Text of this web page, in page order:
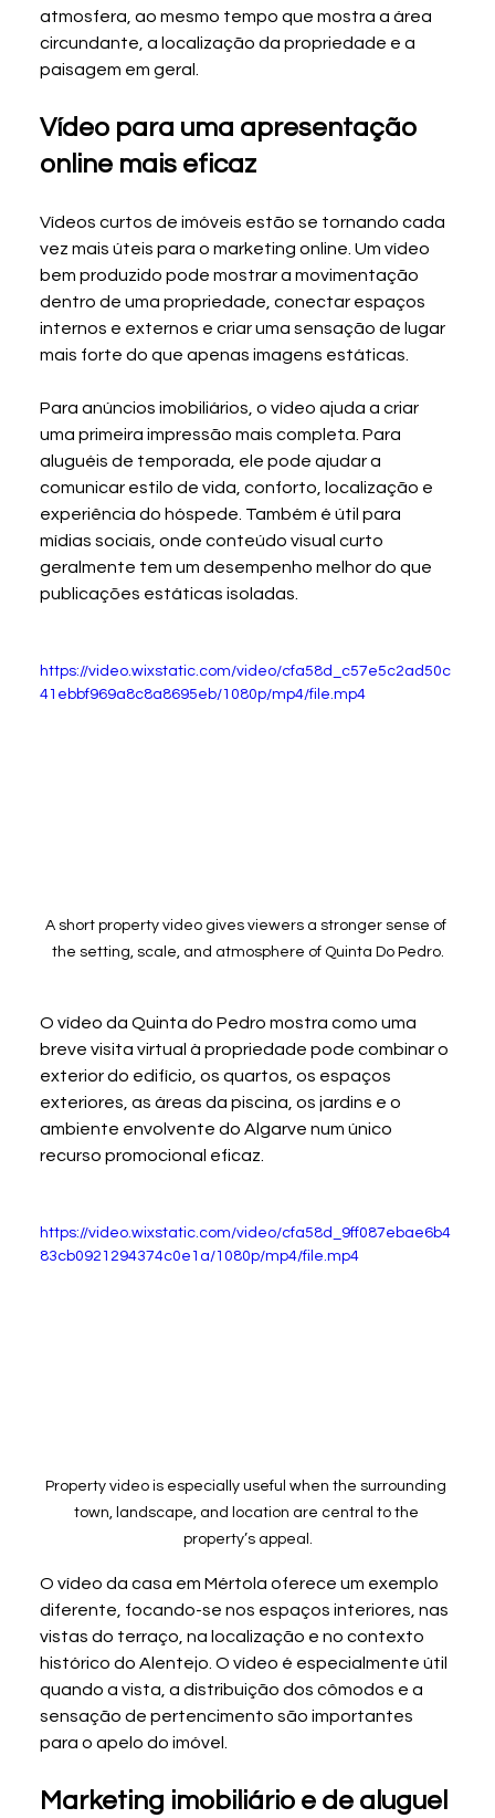
atmosfera, ao mesmo tempo que mostra a área
circundante, a localização da propriedade e a
paisagem em geral.
Vídeo para uma apresentação
online mais eficaz
Vídeos curtos de imóveis estão se tornando cada
vez mais úteis para o marketing online. Um vídeo
bem produzido pode mostrar a movimentação
dentro de uma propriedade, conectar espaços
internos e externos e criar uma sensação de lugar
mais forte do que apenas imagens estáticas.
Para anúncios imobiliários, o vídeo ajuda a criar
uma primeira impressão mais completa. Para
aluguéis de temporada, ele pode ajudar a
comunicar estilo de vida, conforto, localização e
experiência do hóspede. Também é útil para
mídias sociais, onde conteúdo visual curto
geralmente tem um desempenho melhor do que
publicações estáticas isoladas.
https://video.wixstatic.com/video/cfa58d_c57e5c2ad50c
41ebbf969a8c8a8695eb/1080p/mp4/file.mp4
A short property video gives viewers a stronger sense of
the setting, scale, and atmosphere of Quinta Do Pedro.
O vídeo da Quinta do Pedro mostra como uma
breve visita virtual à propriedade pode combinar o
exterior do edifício, os quartos, os espaços
exteriores, as áreas da piscina, os jardins e o
ambiente envolvente do Algarve num único
recurso promocional eficaz.
https://video.wixstatic.com/video/cfa58d_9ff087ebae6b4
83cb0921294374c0e1a/1080p/mp4/file.mp4
Property video is especially useful when the surrounding
town, landscape, and location are central to the
property’s appeal.
O vídeo da casa em Mértola oferece um exemplo
diferente, focando-se nos espaços interiores, nas
vistas do terraço, na localização e no contexto
histórico do Alentejo. O vídeo é especialmente útil
quando a vista, a distribuição dos cômodos e a
sensação de pertencimento são importantes
para o apelo do imóvel.
Marketing imobiliário e de aluguel